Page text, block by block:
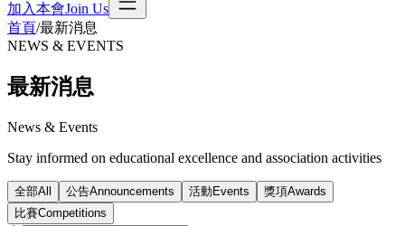
加入本會Join Us
首頁/最新消息
NEWS & EVENTS
最新消息
News & Events
Stay informed on educational excellence and association activities
全部All 公告Announcements 活動Events 獎項Awards
比賽Competitions